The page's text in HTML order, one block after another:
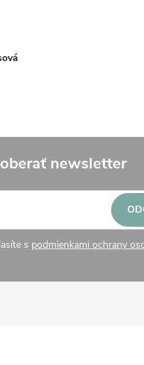
newsletter
s podmienkami ochrany